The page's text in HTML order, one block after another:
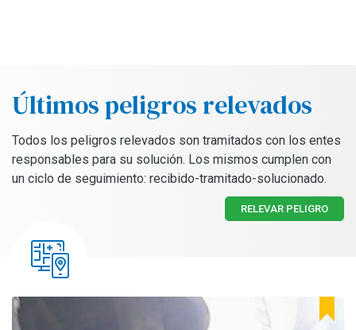
Últimos peligros relevados
Todos los peligros relevados son tramitados con los entes
responsables para su solución. Los mismos cumplen con
un ciclo de seguimiento: recibido-tramitado-solucionado.
RELEVAR PELIGRO